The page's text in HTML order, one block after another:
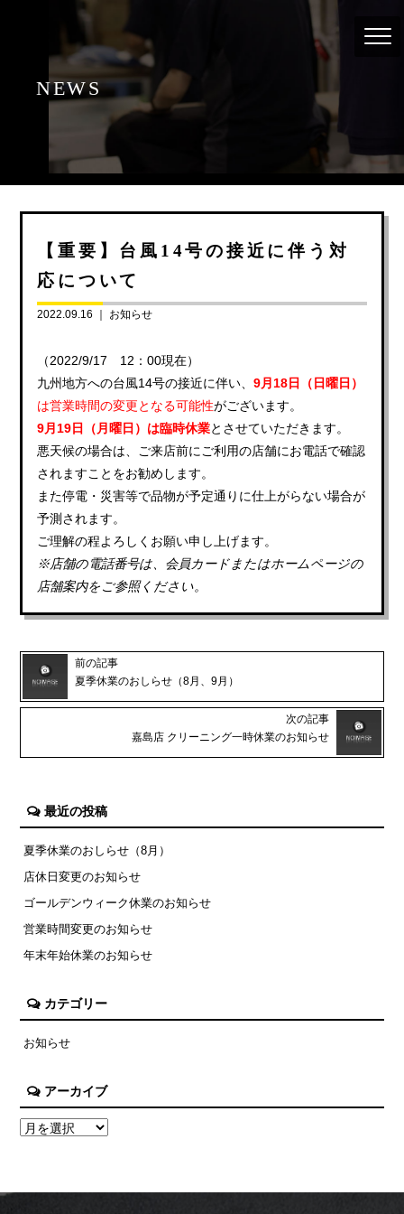
NEWS
【重要】台風14号の接近に伴う対
応について
2022.09.16 ｜ お知らせ
（2022/9/17 12：00現在）
九州地方への台風14号の接近に伴い、9月18日（日曜日）
は営業時間の変更となる可能性がございます。
9月19日（月曜日）は臨時休業とさせていただきます。
悪天候の場合は、ご来店前にご利用の店舗にお電話で確認
されますことをお勧めします。
また停電・災害等で品物が予定通りに仕上がらない場合が
予測されます。
ご理解の程よろしくお願い申し上げます。
※店舗の電話番号は、会員カードまたはホームページの
店舗案内をご参照ください。
前の記事
夏季休業のおしらせ（8月、9月）
次の記事
嘉島店 クリーニング一時休業のお知らせ
最近の投稿
夏季休業のおしらせ（8月）
店休日変更のお知らせ
ゴールデンウィーク休業のお知らせ
営業時間変更のお知らせ
年末年始休業のお知らせ
カテゴリー
お知らせ
アーカイブ